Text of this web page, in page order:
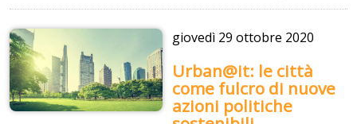
giovedì 29 ottobre 2020
Urban@it: le città
come fulcro di nuove
azioni politiche